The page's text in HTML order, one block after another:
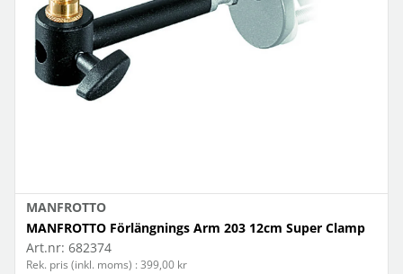
MANFROTTO
MANFROTTO Förlängnings Arm 203 12cm Super Clamp
Art.nr: 682374
Rek. pris (inkl. moms) : 399,00 kr